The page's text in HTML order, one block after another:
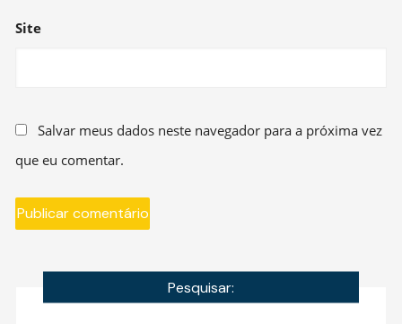
Site
Salvar meus dados neste navegador para a próxima vez
que eu comentar.
Pesquisar: